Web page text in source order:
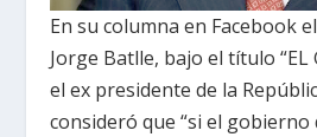
En su columna en Facebook
Jorge Batlle, bajo el título “EL
el ex presidente de la
consideró que “si el